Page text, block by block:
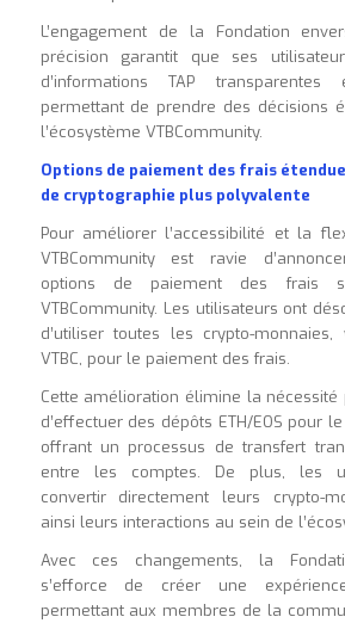
L’engagement de la Fondation
précision garantit que ses
d’informations TAP
permettant de prendre des décisions
l’écosystème VTBCommunity.
Options de paiement des frais
de cryptographie plus polyvalente
Pour améliorer l’accessibilité et la
VTBCommunity est ravie
options de paiement des frais
VTBCommunity. Les utilisateurs ont
d’utiliser toutes les crypto-
VTBC, pour le paiement des frais.
Cette amélioration élimine la
d’effectuer des dépôts ETH/EOS pour
offrant un processus de transfert
entre les comptes. De plus, les
convertir directement leurs crypto-
ainsi leurs interactions au sein de
Avec ces changements, la
s’efforce de créer une
permettant aux membres de la